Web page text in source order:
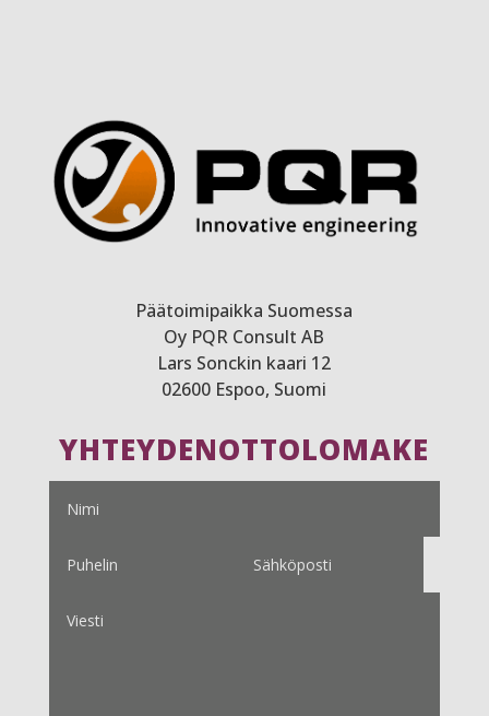
Päätoimipaikka Suomessa
Oy PQR Consult AB
Lars Sonckin kaari 12
02600 Espoo, Suomi
YHTEYDENOTTOLOMAKE